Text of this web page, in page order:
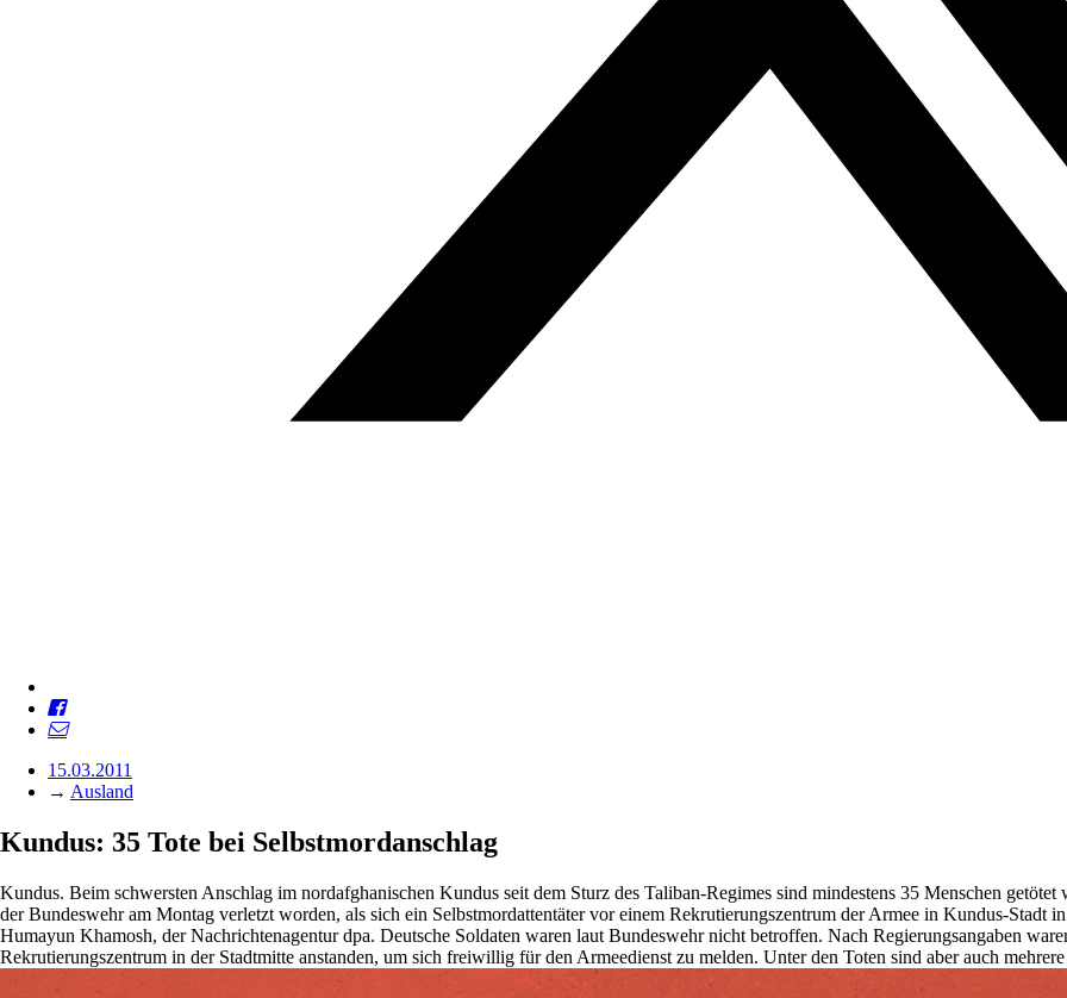
15.03.2011
→ Ausland
Kundus: 35 Tote bei Selbstmordanschlag
Kundus. Beim schwersten Anschlag im nordafghanischen Kundus seit dem Sturz des Taliban-Regimes sind mindestens 35 Menschen
der Bundeswehr am Montag verletzt worden, als sich ein Selbstmordattentäter vor einem Rekrutierungszentrum der Armee in Kundus-Stadt
Humayun Khamosh, der Nachrichtenagentur dpa. Deutsche Soldaten waren laut Bundeswehr nicht betroffen. Nach Regierungsangaben
Rekrutierungszentrum in der Stadtmitte anstanden, um sich freiwillig für den Armeedienst zu melden. Unter den Toten sind aber auch